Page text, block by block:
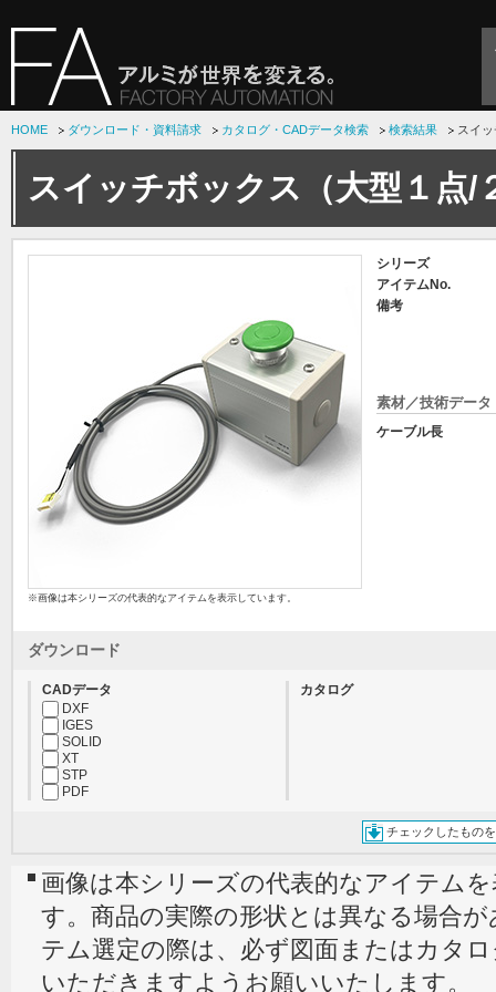
HOME ダウンロード・資料請求 カタログ・CADデータ検索 検索結果 スイ
スイッチボックス（大型１点/
※画像は本シリーズの代表的なアイテムを表示しています。
シリーズ
アイテムNo.
備考
素材／技術データ
ケーブル長
ダウンロード
CADデータ
DXF
IGES
SOLID
XT
STP
PDF
カタログ
チェックしたもの
画像は本シリーズの代表的なアイテム
す。商品の実際の形状とは異なる場合
テム選定の際は、必ず図面またはカタ
いただきますようお願いいたします。